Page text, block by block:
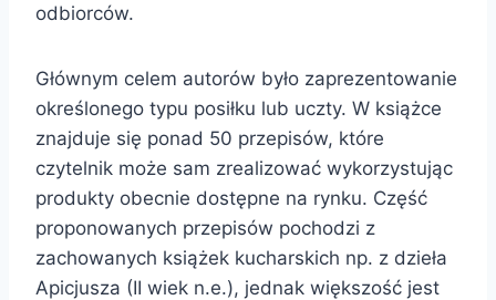
odbiorców.
Głównym celem autorów było zaprezentowanie
określonego typu posiłku lub uczty. W książce
znajduje się ponad 50 przepisów, które
czytelnik może sam zrealizować wykorzystując
produkty obecnie dostępne na rynku. Część
proponowanych przepisów pochodzi z
zachowanych książek kucharskich np. z dzieła
Apicjusza (II wiek n.e.), jednak większość jest